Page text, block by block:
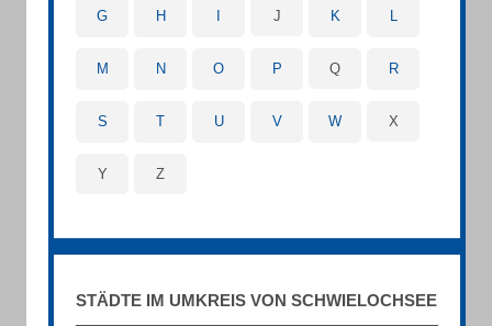
G H J K L
M N O P Q R
S T U V W X
Y Z
STÄDTE IM UMKREIS VON SCHWIELOCHSEE